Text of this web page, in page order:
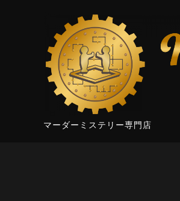
マーダーミステリー専門店